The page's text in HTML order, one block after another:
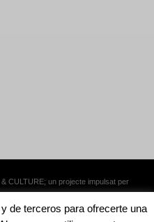
CULTURE; un projecte impulsat per
de terceros para ofrecerte una